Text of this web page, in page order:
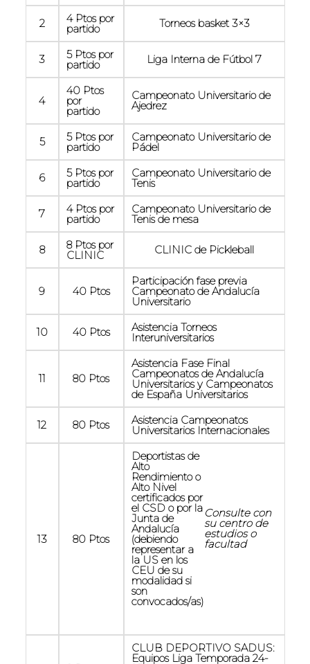
2 4 Ptos por
partido Torneos basket 3×3
3 5 Ptos por
partido Liga Interna de Fútbol 7
4
40 Ptos
por
partido
Campeonato Universitario de
Ajedrez
5 5 Ptos por
partido
Campeonato Universitario de
Pádel
6 5 Ptos por
partido
Campeonato Universitario de
Tenis
7 4 Ptos por
partido
Campeonato Universitario de
Tenis de mesa
8 8 Ptos por
CLINIC CLINIC de Pickleball
9 40 Ptos
Participación fase previa
Campeonato de Andalucía
Universitario
10 40 Ptos Asistencia Torneos
Interuniversitarios
11 80 Ptos
Asistencia Fase Final
Campeonatos de Andalucía
Universitarios y Campeonatos
de España Universitarios
12 80 Ptos Asistencia Campeonatos
Universitarios Internacionales
13 80 Ptos
Deportistas de
Alto
Rendimiento o
Alto Nivel
certificados por
el CSD o por la
Junta de
Andalucía
(debiendo
representar a
la US en los
CEU de su
modalidad si
son
convocados/as)
Consulte con
su centro de
estudios o
facultad
CLUB DEPORTIVO SADUS:
Equipos Liga Temporada 24-